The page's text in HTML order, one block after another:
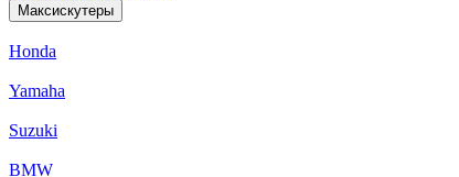
Максискутеры
Honda
Yamaha
Suzuki
BMW